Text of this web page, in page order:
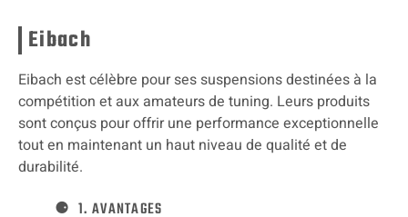
Eibach
Eibach est célèbre pour ses suspensions destinées à la
compétition et aux amateurs de tuning. Leurs produits
sont conçus pour offrir une performance exceptionnelle
tout en maintenant un haut niveau de qualité et de
durabilité.
1. AVANTAGES